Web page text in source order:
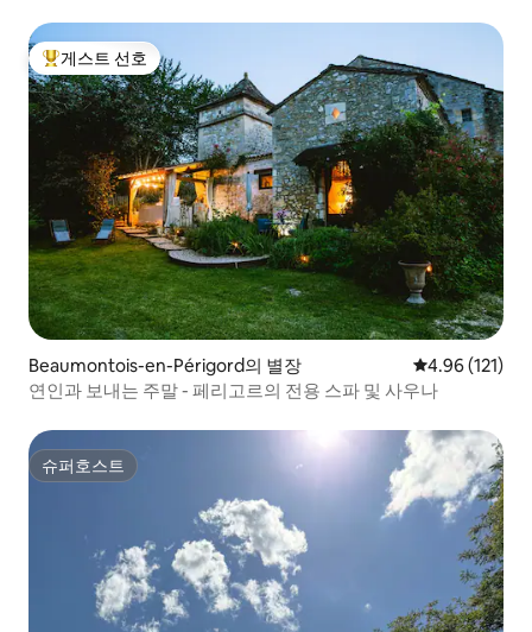
상위 게스트 선호
게스트 선호
Beaumontois-en-Périgord의 별장 평점 4.96점(5
4.96 (121)
연인과 보내는 주말 - 페리고르의 전용 스파 및 사우나
슈퍼호스트
슈퍼호스트